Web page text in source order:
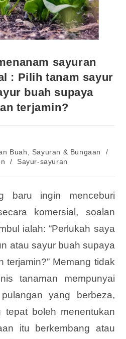
sayuran
: Pilih tanam sayur
buah supaya
terjamin?
Buah, Sayuran & Bungaan
/
/ Sayur-sayuran
baru ingin menceburi
komersial, soalan
ialah: “Perlukah saya
atau sayur buah supaya
terjamin?” Memang tidak
tanaman mempunyai
yang berbeza,
tepat boleh menentukan
itu berkembang atau